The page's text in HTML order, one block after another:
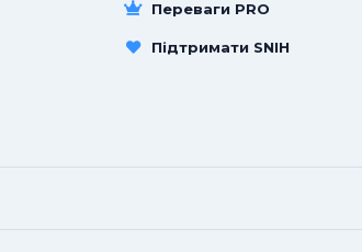
Переваги PRO
Підтримати SNIH